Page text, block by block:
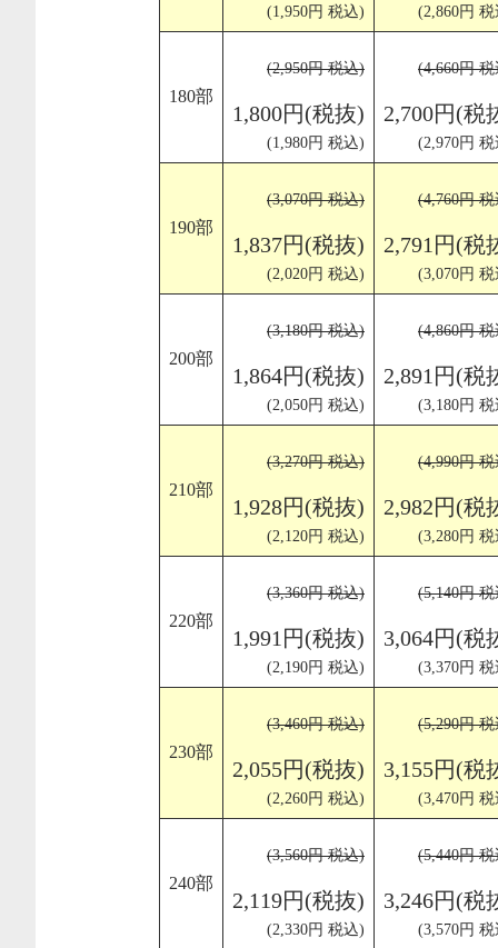
(1,950円 税込) (2,860円
180部
(2,950円 税込)
1,800円(税抜)
(1,980円 税込)
(4,660円
2,700円(税
(2,970円
190部
(3,070円 税込)
1,837円(税抜)
(2,020円 税込)
(4,760円
2,791円(税
(3,070円
200部
(3,180円 税込)
1,864円(税抜)
(2,050円 税込)
(4,860円
2,891円(税
(3,180円
210部
(3,270円 税込)
1,928円(税抜)
(2,120円 税込)
(4,990円
2,982円(税
(3,280円
220部
(3,360円 税込)
1,991円(税抜)
(2,190円 税込)
(5,140円
3,064円(税
(3,370円
230部
(3,460円 税込)
2,055円(税抜)
(2,260円 税込)
(5,290円
3,155円(税
(3,470円
240部
(3,560円 税込)
2,119円(税抜)
(2,330円 税込)
(5,440円
3,246円(税
(3,570円